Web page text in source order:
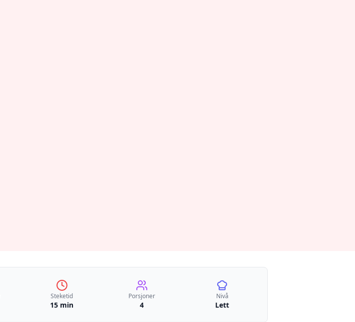
Steketid
15 min
Porsjoner
4
Nivå
Lett